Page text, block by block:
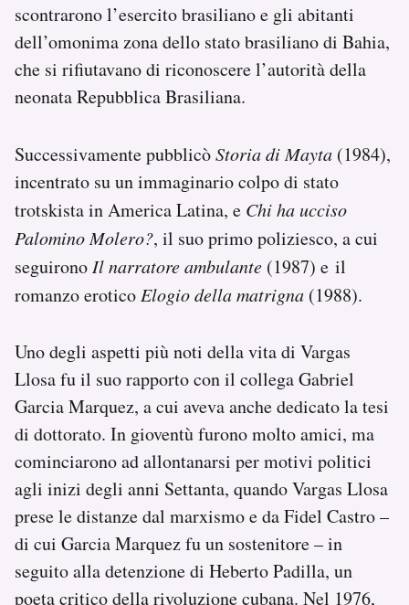
scontrarono l’esercito brasiliano e gli abitanti
dell’omonima zona dello stato brasiliano di Bahia,
che si rifiutavano di riconoscere l’autorità della
neonata Repubblica Brasiliana.
Successivamente pubblicòStoria di Mayta (1984),
incentrato su un immaginario colpo di stato
trotskista in America Latina, e Chi ha ucciso
Palomino Molero?, il suo primo poliziesco, a cui
seguirono Il narratore ambulante (1987) e il
romanzo erotico Elogio della matrigna (1988).
Uno degli aspetti più noti della vita di Vargas
Llosa fu il suo rapporto con il collega Gabriel
Garcia Marquez, a cui aveva anche dedicato la tesi
di dottorato. In gioventù furono molto amici, ma
cominciarono ad allontanarsi per motivi politici
agli inizi degli anni Settanta, quando Vargas Llosa
prese le distanze dal marxismo e da Fidel Castro –
di cui Garcia Marquez fu un sostenitore – in
seguito alla detenzione di Heberto Padilla, un
poeta critico della rivoluzione cubana. Nel 1976,